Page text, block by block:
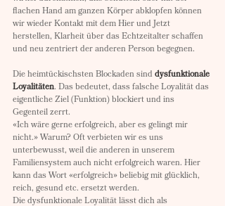
flachen Hand am ganzen Körper abklopfen können
wir wieder Kontakt mit dem Hier und Jetzt
herstellen, Klarheit über das Echtzeitalter schaffen
und neu zentriert der anderen Person begegnen.
Die heimtückischsten Blockaden sind dysfunktionale
Loyalitäten. Das bedeutet, dass falsche Loyalität das
eigentliche Ziel (Funktion) blockiert und ins
Gegenteil zerrt.
«Ich wäre gerne erfolgreich, aber es gelingt mir
nicht.» Warum? Oft verbieten wir es uns
unterbewusst, weil die anderen in unserem
Familiensystem auch nicht erfolgreich waren. Hier
kann das Wort «erfolgreich» beliebig mit glücklich,
reich, gesund etc. ersetzt werden.
Die dysfunktionale Loyalität lässt dich als